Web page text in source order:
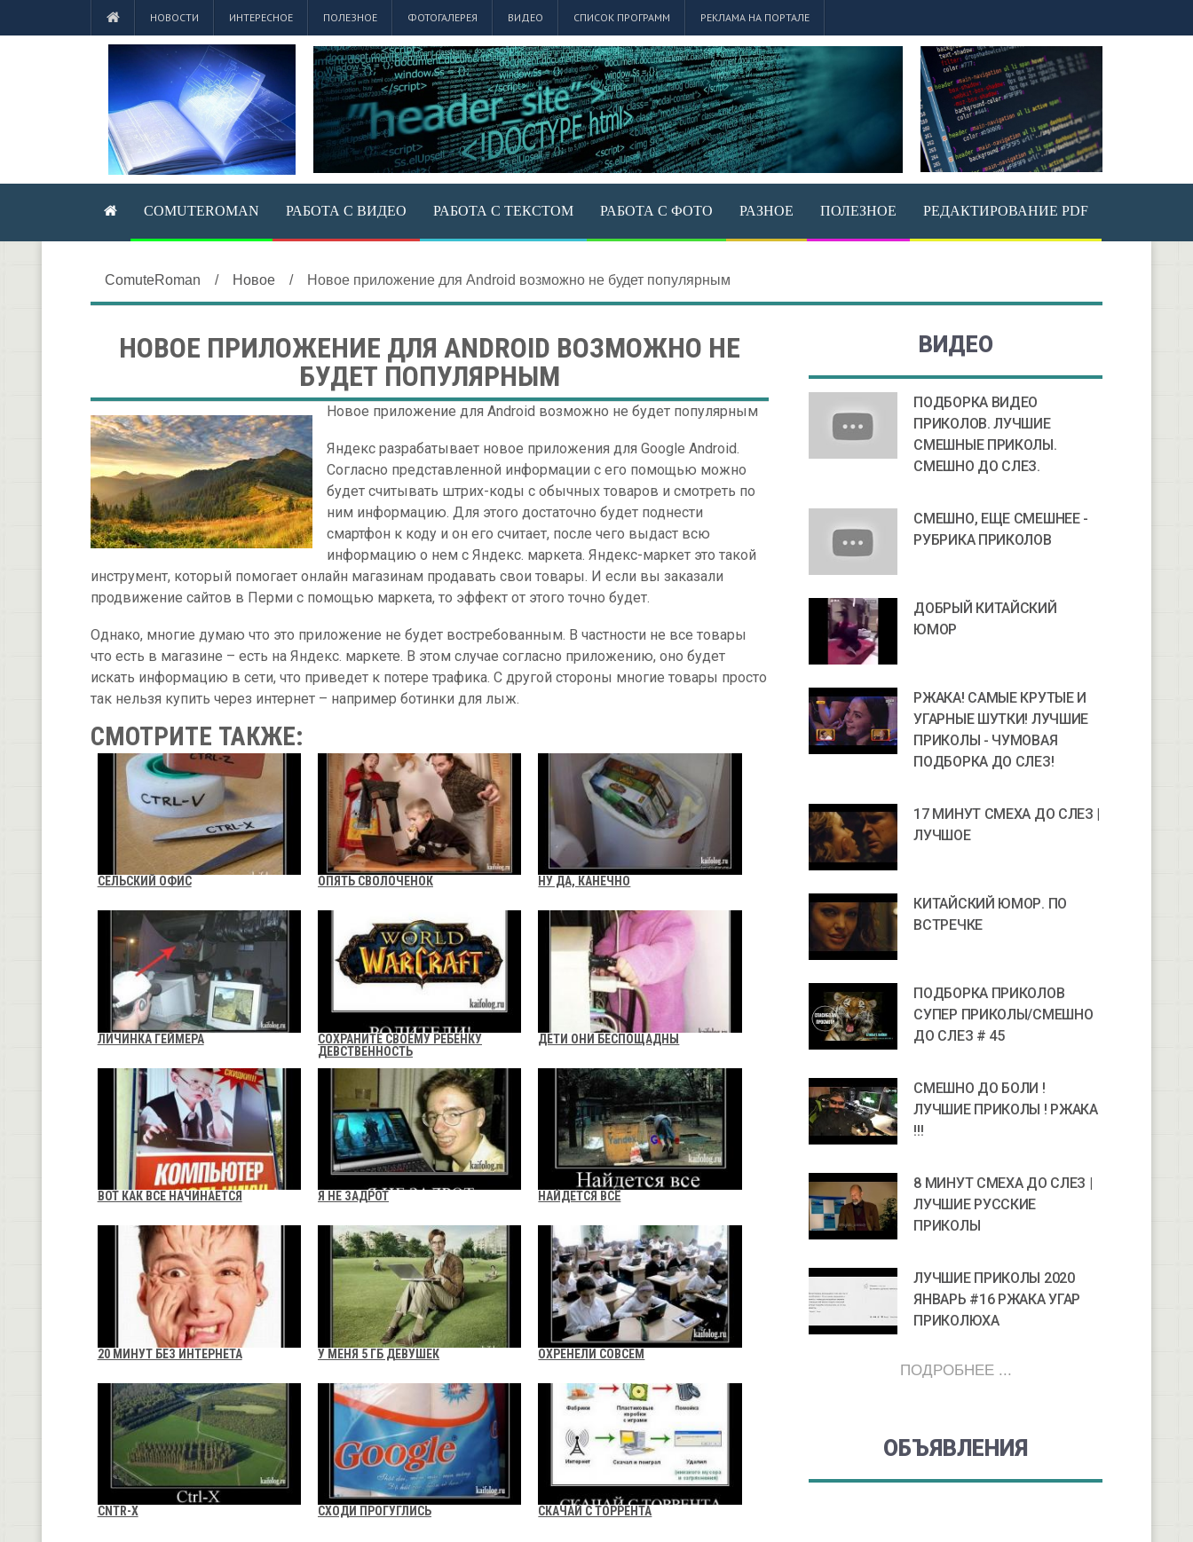
НОВОСТИ ИНТЕРЕСНОЕ ПОЛЕЗНОЕ ФОТОГАЛЕРЕЯ ВИДЕО СПИСОК ПРОГРАММ РЕКЛАМА НА ПОРТАЛЕ
COMUTEROMAN РАБОТА С ВИДЕО РАБОТА С ТЕКСТОМ РАБОТА С ФОТО РАЗНОЕ ПОЛЕЗНОЕ РЕДАКТИРОВАНИЕ PDF
ComuteRoman / Новое / Новое приложение для Android возможно не будет популярным
НОВОЕ ПРИЛОЖЕНИЕ ДЛЯ ANDROID ВОЗМОЖНО НЕ
БУДЕТ ПОПУЛЯРНЫМ
Новое приложение для Android возможно не будет популярным
Яндекс разрабатывает новое приложения для Google Android.
Согласно представленной информации с его помощью можно
будет считывать штрих-коды с обычных товаров и смотреть по
ним информацию. Для этого достаточно будет поднести
смартфон к коду и он его считает, после чего выдаст всю
информацию о нем с Яндекс. маркета. Яндекс-маркет это такой
инструмент, который помогает онлайн магазинам продавать свои товары. И если вы заказали
продвижение сайтов в Перми с помощью маркета, то эффект от этого точно будет.
Однако, многие думаю что это приложение не будет востребованным. В частности не все товары
что есть в магазине – есть на Яндекс. маркете. В этом случае согласно приложению, оно будет
искать информацию в сети, что приведет к потере трафика. С другой стороны многие товары просто
так нельзя купить через интернет – например ботинки для лыж.
СМОТРИТЕ ТАКЖЕ:
СЕЛЬСКИЙ ОФИС ОПЯТЬ СВОЛОЧЕНОК НУ ДА, КАНЕЧНО
ЛИЧИНКА ГЕЙМЕРА
СОХРАНИТЕ СВОЕМУ РЕБЕНКУ
ДЕВСТВЕННОСТЬ
ДЕТИ ОНИ БЕСПОЩАДНЫ
ВОТ КАК ВСЕ НАЧИНАЕТСЯ Я НЕ ЗАДРОТ НАЙДЕТСЯ ВСЁ
20 МИНУТ БЕЗ ИНТЕРНЕТА У МЕНЯ 5 ГБ ДЕВУШЕК ОХРЕНЕЛИ СОВСЕМ
CNTR-X СХОДИ ПРОГУГЛИСЬ СКАЧАЙ С ТОРРЕНТА
ВИДЕО
ПОДБОРКА ВИДЕО
ПРИКОЛОВ. ЛУЧШИЕ
СМЕШНЫЕ ПРИКОЛЫ.
СМЕШНО ДО СЛЕЗ.
СМЕШНО, ЕЩЕ СМЕШНЕЕ -
РУБРИКА ПРИКОЛОВ
ДОБРЫЙ КИТАЙСКИЙ
ЮМОР
РЖАКА! САМЫЕ КРУТЫЕ И
УГАРНЫЕ ШУТКИ! ЛУЧШИЕ
ПРИКОЛЫ - ЧУМОВАЯ
ПОДБОРКА ДО СЛЕЗ!
17 МИНУТ СМЕХА ДО СЛЕЗ |
ЛУЧШОЕ
КИТАЙСКИЙ ЮМОР. ПО
ВСТРЕЧКЕ
ПОДБОРКА ПРИКОЛОВ
СУПЕР ПРИКОЛЫ/СМЕШНО
ДО СЛЕЗ # 45
СМЕШНО ДО БОЛИ !
ЛУЧШИЕ ПРИКОЛЫ ! РЖАКА
!!!
8 МИНУТ СМЕХА ДО СЛЕЗ |
ЛУЧШИЕ РУССКИЕ
ПРИКОЛЫ
ЛУЧШИЕ ПРИКОЛЫ 2020
ЯНВАРЬ #16 РЖАКА УГАР
ПРИКОЛЮХА
ПОДРОБНЕЕ ...
ОБЪЯВЛЕНИЯ